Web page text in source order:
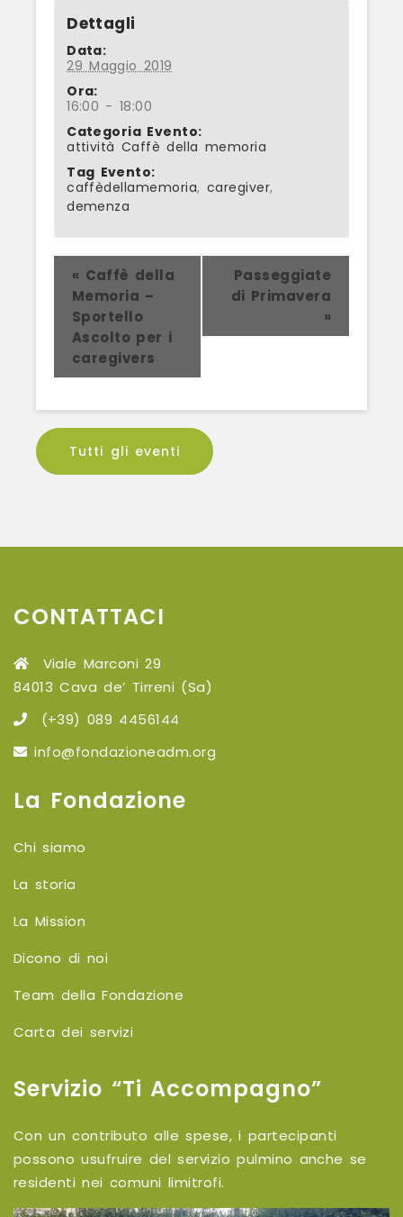
Dettagli
Data:
29 Maggio 2019
Ora:
16:00 - 18:00
Categoria Evento:
attività Caffè della memoria
Tag Evento:
caffèdellamemoria, caregiver,
demenza
Evento
Navigation
« Caffè della
Memoria –
Sportello
Ascolto per i
caregivers
Passeggiate
di Primavera
»
Tutti gli eventi
CONTATTACI
Viale Marconi 29
84013 Cava de’ Tirreni (Sa)
(+39) 089 4456144
info@fondazioneadm.org
La Fondazione
Chi siamo
La storia
La Mission
Dicono di noi
Team della Fondazione
Carta dei servizi
Servizio “Ti Accompagno”
Con un contributo alle spese, i partecipanti
possono usufruire del servizio pulmino anche se
residenti nei comuni limitrofi.